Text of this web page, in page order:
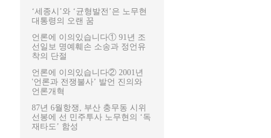
‘세종시’와 ‘균형발전’은 노무현
대통령의 오랜 꿈
언론에 이의있습니다① 91년 조
선일보 명예훼손 소송과 정언유
착의 단절
언론에 이의있습니다② 2001년
'언론과 전쟁불사’ 발언 진의와
언론개혁
87년 6월항쟁, 부산 충무동 시위
선봉에 선 민주투사 노무현의 ‘독
재타도’ 함성